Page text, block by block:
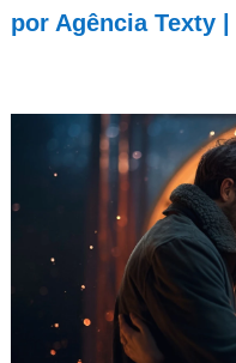
por Agência Texty|